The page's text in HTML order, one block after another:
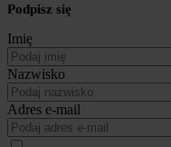
Podpisz się
Imię
Nazwisko
Adres e-mail